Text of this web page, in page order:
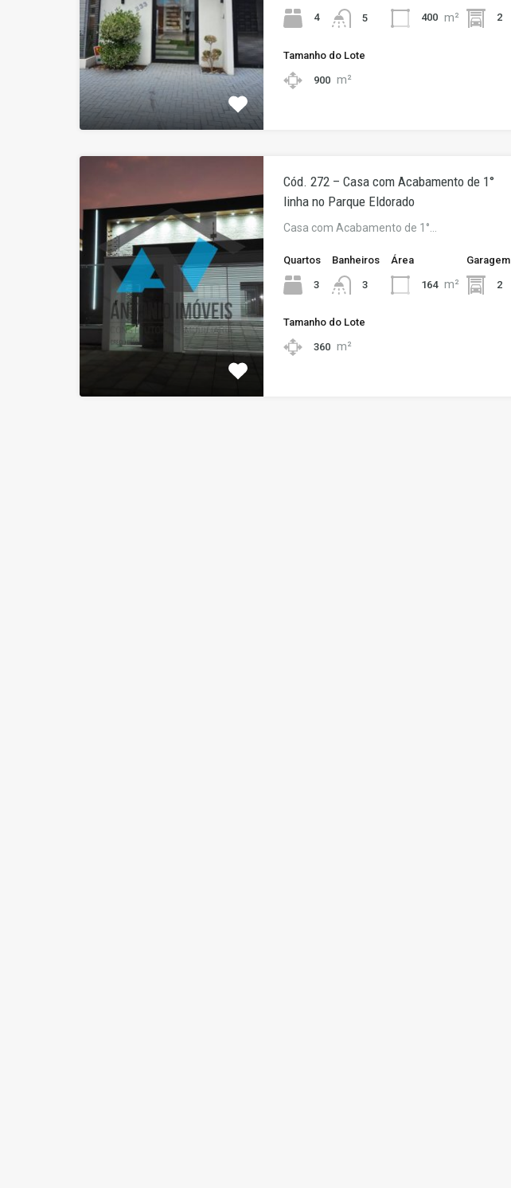
4 5 400 m² 2
Tamanho do Lote
900 m²
Cód. 272 – Casa com Acabamento de 1°
linha no Parque Eldorado
Casa com Acabamento de 1°…
Quartos
3
Banheiros
3
Área
164 m²
Garagem
2
Tamanho do Lote
360 m²